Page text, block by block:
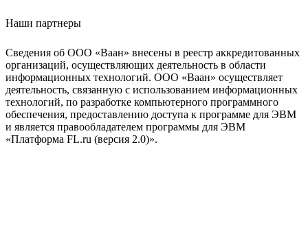
Наши партнеры
Сведения об ООО «Ваан» внесены в реестр аккредитованных
организаций, осуществляющих деятельность в области
информационных технологий. ООО «Ваан» осуществляет
деятельность, связанную с использованием информационных
технологий, по разработке компьютерного программного
обеспечения, предоставлению доступа к программе для ЭВМ
и является правообладателем программы для ЭВМ
«Платформа FL.ru (версия 2.0)».